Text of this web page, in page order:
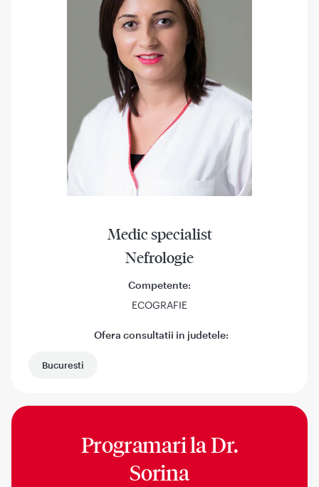
Medic specialist
Nefrologie
Competente:
ECOGRAFIE
Ofera consultatii in judetele:
Bucuresti
Programari laDr.
Sorina